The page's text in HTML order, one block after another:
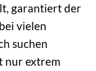
garantiert der
vielen
suchen
nur extrem